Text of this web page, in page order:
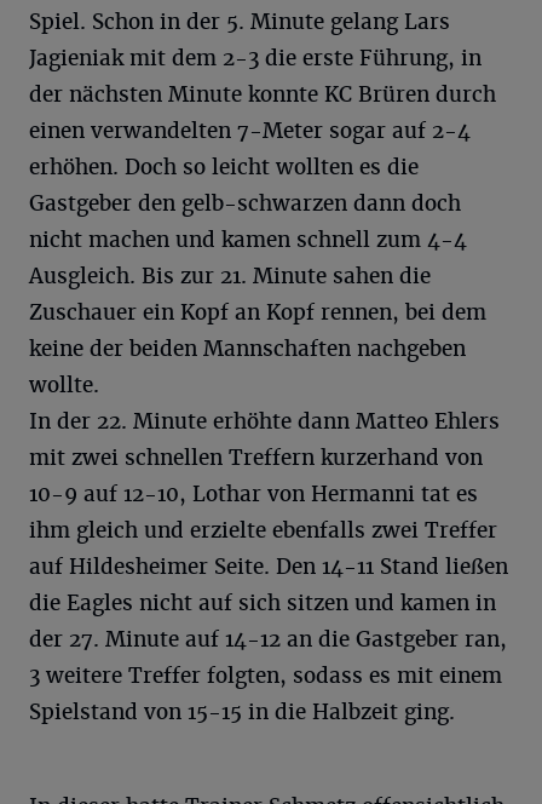
Spiel. Schon in der 5. Minute gelang Lars
Jagieniak mit dem 2-3 die erste Führung, in
der nächsten Minute konnte KC Brüren durch
einen verwandelten 7-Meter sogar auf 2-4
erhöhen. Doch so leicht wollten es die
Gastgeber den gelb-schwarzen dann doch
nicht machen und kamen schnell zum 4-4
Ausgleich. Bis zur 21. Minute sahen die
Zuschauer ein Kopf an Kopf rennen, bei dem
keine der beiden Mannschaften nachgeben
wollte.
In der 22. Minute erhöhte dann Matteo Ehlers
mit zwei schnellen Treffern kurzerhand von
10-9 auf 12-10, Lothar von Hermanni tat es
ihm gleich und erzielte ebenfalls zwei Treffer
auf Hildesheimer Seite. Den 14-11 Stand ließen
die Eagles nicht auf sich sitzen und kamen in
der 27. Minute auf 14-12 an die Gastgeber ran,
3 weitere Treffer folgten, sodass es mit einem
Spielstand von 15-15 in die Halbzeit ging.